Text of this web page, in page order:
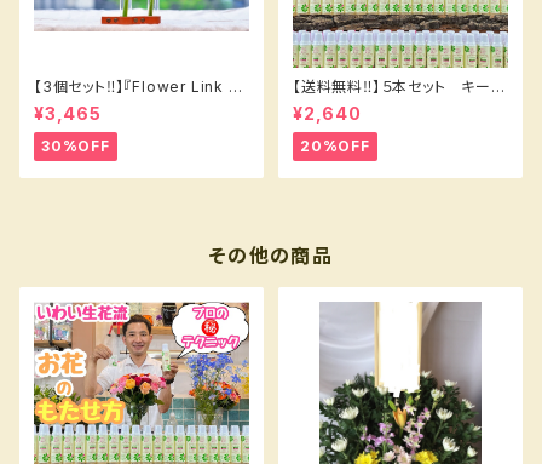
【3個セット‼️】『Flower Link B
eakers 』2輪挿し〜タイプ❷
¥3,465
30%OFF
【送料無料‼️】５本セット キープ
フラワー200㎖⭐️
¥2,640
20%OFF
その他の商品